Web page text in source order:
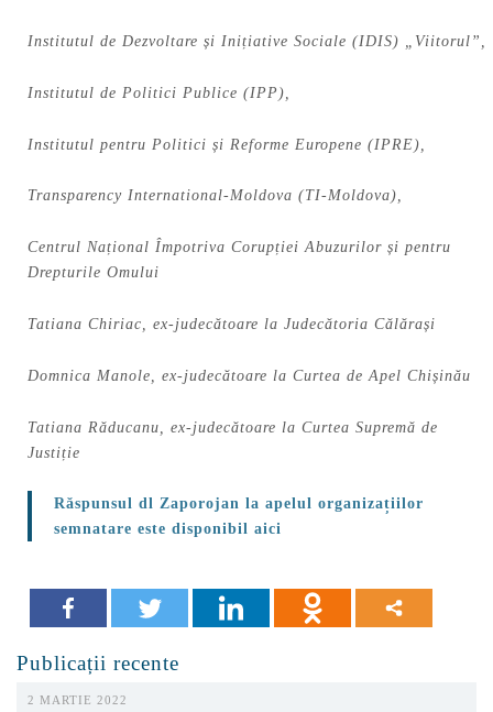
Institutul de Dezvoltare și Inițiative Sociale (IDIS) „Viitorul”,
Institutul de Politici Publice (IPP),
Institutul pentru Politici și Reforme Europene (IPRE),
Transparency International-Moldova (TI-Moldova),
Centrul Național Împotriva Corupției Abuzurilor și pentru
Drepturile Omului
Tatiana Chiriac, ex-judecătoare la Judecătoria Călărași
Domnica Manole, ex-judecătoare la Curtea de Apel Chișinău
Tatiana Răducanu, ex-judecătoare la Curtea Supremă de
Justiție
Răspunsul dl Zaporojan la apelul organizațiilor
semnatare este disponibil aici
Publicații recente
2 MARTIE 2022